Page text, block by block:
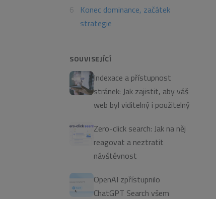
Konec dominance, začátek
strategie
SOUVISEJÍCÍ
Indexace a přístupnost
stránek: Jak zajistit, aby váš
web byl viditelný i použitelný
Zero-click search: Jak na něj
reagovat a neztratit
návštěvnost
OpenAI zpřístupnilo
ChatGPT Search všem